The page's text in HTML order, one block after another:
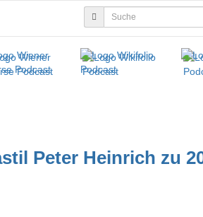
Peter Heinrich zu